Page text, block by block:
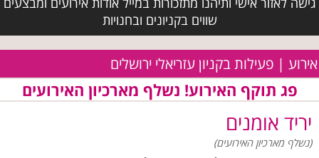
שווים בקניונים ובחנויות
אירוע | פעילות בקניון עזריאלי ירושלים
פג תוקף האירוע! נשלף מארכיון האירועים
יריד אומנים
(נשלף מארכיון האירועים)